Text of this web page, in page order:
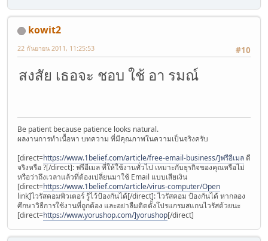
kowit2
#10
22 กันยายน 2011, 11:25:53
สงสัย เธอจะ ชอบ ใช้ อา รมณ์
Be patient because patience looks natural.
ผลงานการทำเนื้อหา บทความ ที่มีคุณภาพในความเป็นจริงครับ
[direct=https://www.1belief.com/article/free-email-business/]ฟรีอีเมลดี
จริงหรือ ?[/direct]: ฟรีอีเมล ที่ให้ใช้งานทั่วไป เหมาะกับธุรกิจของคุณหรือไม่
หรือว่าถึงเวลาแล้วที่ต้องเปลี่ยนมาใช้ Email แบบเสียเงิน
[direct=https://www.1belief.com/article/virus-computer/Open
link]ไวรัสคอมพิวเตอร์ รู้ไว้ป้องกันได้[/direct]: ไวรัสคอม ป้องกันได้ หากลอง
ศึกษาวิธีการใช้งานที่ถูกต้อง และอย่าลืมติดตั้งโปรแกรมสแกนไวรัสด้วยนะ
[direct=https://www.yorushop.com/]yorushop[/direct]